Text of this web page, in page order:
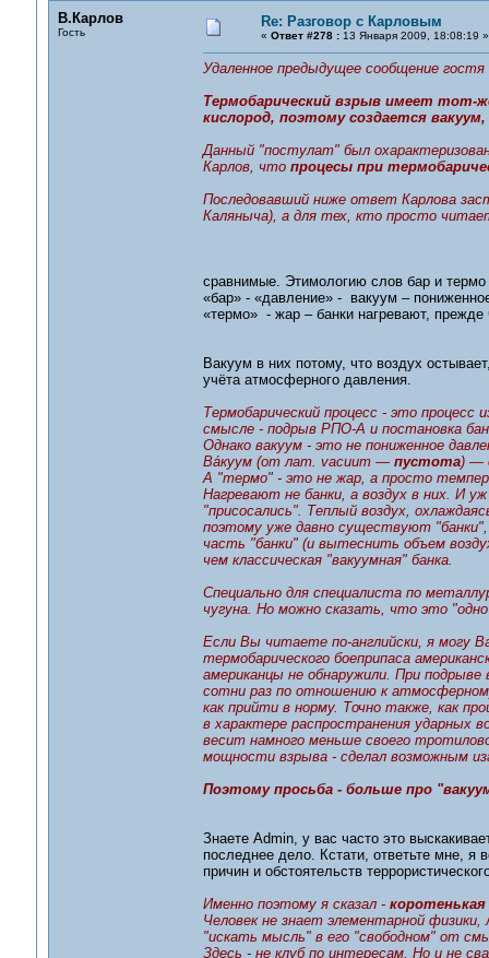
В.Карлов
Гость
Re: Разговор с Карловым
« Ответ #278 :13 Января 2009, 18:08:19 »
Удаленное предыдущее сообщение
Термобарический взрыв имеет тот-
кислород, поэтому создается
Данный "постулат" был
Карлов, что процесы при
Последовавший ниже ответ Карлова
Каляныча), а для тех, кто просто
сравнимые. Этимологию слов бар и термо
«бар» - «давление» - вакуум –
«термо» - жар – банки нагревают,
Вакуум в них потому, что воздух
учёта атмосферного давления.
Термобарический процесс - это
смысле - подрыв РПО-А и постановка
Однако вакуум - это не пониженное
Ва́куум (от лат. vacuum — пустота) —
А "термо" - это не жар, а просто
Нагревают не банки, а воздух в них. И
"присосались". Теплый воздух,
поэтому уже давно существуют
часть "банки" (и вытеснить объем
чем классическая "вакуумная" банка.
Специально для специалиста по
чугуна. Но можно сказать, что это
Если Вы читаете по-английски, я могу
термобарического боеприпаса
американцы не обнаружили. При
сотни раз по отношению к
как прийти в норму. Точно также, как
в характере распространения ударных
весит намного меньше своего
мощности взрыва - сделал возможным
Поэтому просьба - больше про
Знаете Admin, у вас часто это
последнее дело. Кстати, ответьте мне, я
причин и обстоятельств
Именно поэтому я сказал -
Человек не знает элементарной
"искать мысль" в его "свободном" от
Здесь - не клуб по интересам. Но и не